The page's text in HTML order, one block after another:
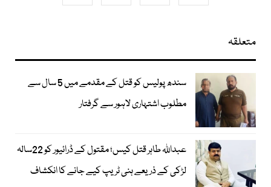
متعلقہ
سندھ پولیس کو قتل کے مقدمے میں 5 سال سے
مطلوب اشتہاری لاہور سے گرفتار
عبداللہ طاہر قتل کیس؛ مقتول کے ڈرائیور کو 22سالہ
لڑکی کے ذریعے ہنی ٹریپ کیے جانے کا انکشاف